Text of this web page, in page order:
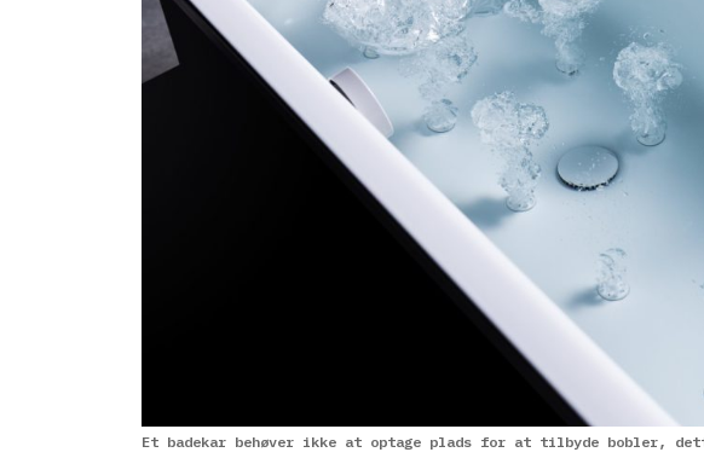
Et badekar behøver ikke at optage plads for at tilbyde bobler,